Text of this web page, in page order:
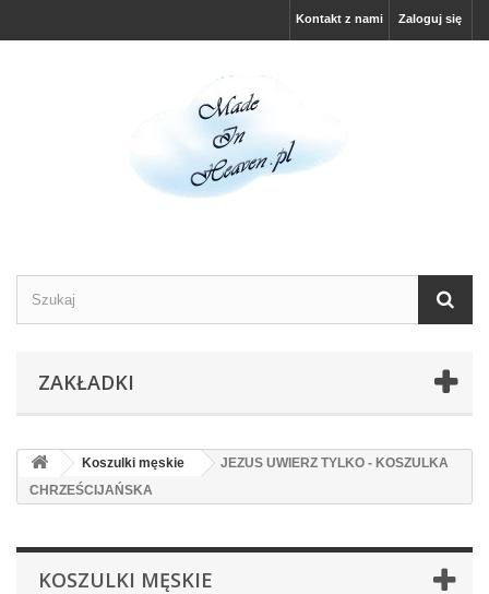
Zaloguj się
Kontakt z nami
ZAKŁADKI
Koszulki męskie
JEZUS UWIERZ TYLKO - KOSZULKA
CHRZEŚCIJAŃSKA
KOSZULKI MĘSKIE